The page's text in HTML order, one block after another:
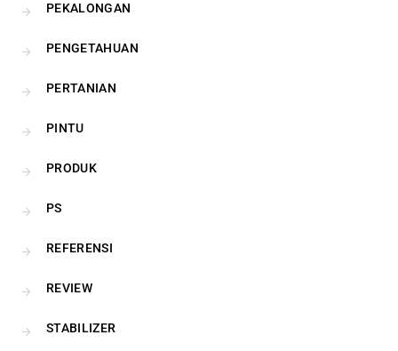
PEKALONGAN
PENGETAHUAN
PERTANIAN
PINTU
PRODUK
PS
REFERENSI
REVIEW
STABILIZER